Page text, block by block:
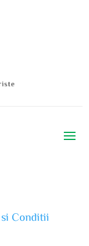
Conditii